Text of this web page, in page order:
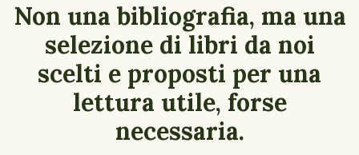
Non una bibliografia, ma una
selezione di libri da noi
scelti e proposti per una
lettura utile, forse
necessaria.